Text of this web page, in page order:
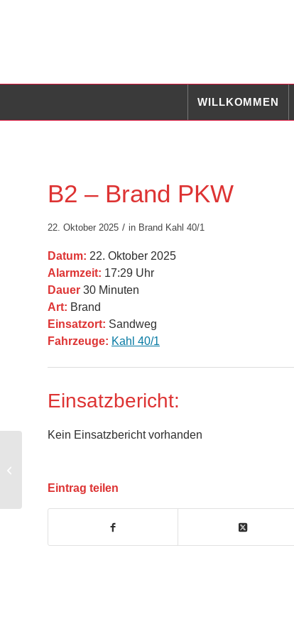
WILLKOMMEN
B2 – Brand PKW
22. Oktober 2025 / in Brand Kahl 40/1
Datum: 22. Oktober 2025
Alarmzeit: 17:29 Uhr
Dauer 30 Minuten
Art: Brand
Einsatzort: Sandweg
Fahrzeuge: Kahl 40/1
Einsatzbericht:
Kein Einsatzbericht vorhanden
Eintrag teilen